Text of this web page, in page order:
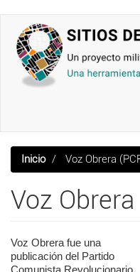
contenido
principal
Inicio Voz Obrera
Voz Obrera
Voz Obrera fue una
publicación del Partido
Comunista Revolucionario